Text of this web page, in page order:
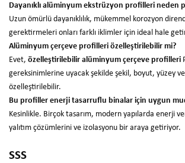
Dayanıklı alüminyum ekstrüzyon profilleri neden
Uzun ömürlü dayanıklılık, mükemmel korozyon
gerektirmeleri onları farklı iklimler için ideal hale
Alüminyum çerçeve profilleri özelleştirilebilir mi?
Evet, özelleştirilebilir alüminyum çerçeve profilleri
gereksinimlerine uyacak şekilde şekil, boyut, yüzey ve
özelleştirilebilir.
Bu profiller enerji tasarruflu binalar için uygun
Kesinlikle. Birçok tasarım, modern yapılarda enerji
yalıtım çözümlerini ve izolasyonu bir araya getiriyor.
SSS